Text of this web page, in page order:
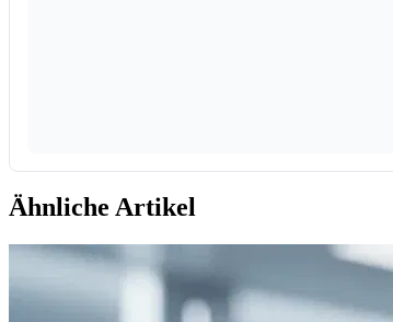
Ähnliche Artikel